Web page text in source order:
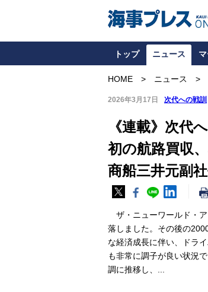
トップ ニュース
HOME ニュース
2026年3月17日 次代への戦訓
《連載》次代
初の航路買収
商船三井元副
ザ・ニューワールド・
落しました。その後の
な経済成長に伴い、ドラ
も非常に調子が良い状況
調に推移し、...